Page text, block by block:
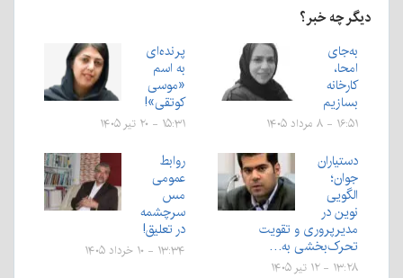
دیگر چه خبر؟
به‌جای
امحا،
کارخانه
بسازیم
۱۶:۵۱ - ۸ مرداد ۱۴۰۵
پرنده‌ای
به اسم
«موسی
کوتقی»!
۱۵:۳۱ - ۲۰ تیر ۱۴۰۵
دستیاران
جوان؛
الگویی
نوین در
مدیرپروری و تقویت
تحرک‌بخشی به…
۱۳:۲۸ - ۱۲ تیر ۱۴۰۵
روابط
عمومی
مس
سرچشمه
در تعلیق!
۱۳:۳۴ - ۱۰ خرداد ۱۴۰۵